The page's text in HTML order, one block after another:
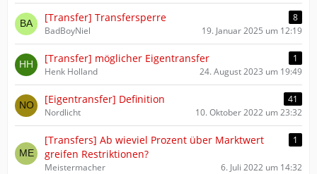
[Transfer] Transfersperre
8
BadBoyNiel
19. Januar 2025 um 12:19
[Transfer] möglicher Eigentransfer
1
Henk Holland
24. August 2023 um 19:49
[Eigentransfer] Definition
41
Nordlicht
10. Oktober 2022 um 23:32
[Transfers] Ab wieviel Prozent über Marktwert
greifen Restriktionen?
1
Meistermacher 6. Juli 2022 um 14:32